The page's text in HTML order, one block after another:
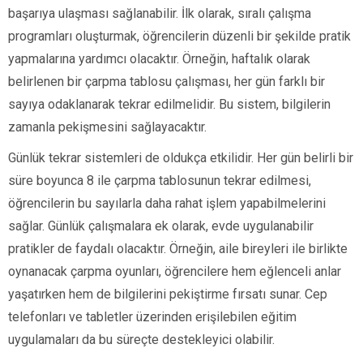
başarıya ulaşması sağlanabilir. İlk olarak, sıralı çalışma
programları oluşturmak, öğrencilerin düzenli bir şekilde pratik
yapmalarına yardımcı olacaktır. Örneğin, haftalık olarak
belirlenen bir çarpma tablosu çalışması, her gün farklı bir
sayıya odaklanarak tekrar edilmelidir. Bu sistem, bilgilerin
zamanla pekişmesini sağlayacaktır.
Günlük tekrar sistemleri de oldukça etkilidir. Her gün belirli bir
süre boyunca 8 ile çarpma tablosunun tekrar edilmesi,
öğrencilerin bu sayılarla daha rahat işlem yapabilmelerini
sağlar. Günlük çalışmalara ek olarak, evde uygulanabilir
pratikler de faydalı olacaktır. Örneğin, aile bireyleri ile birlikte
oynanacak çarpma oyunları, öğrencilere hem eğlenceli anlar
yaşatırken hem de bilgilerini pekiştirme fırsatı sunar. Cep
telefonları ve tabletler üzerinden erişilebilen eğitim
uygulamaları da bu süreçte destekleyici olabilir.